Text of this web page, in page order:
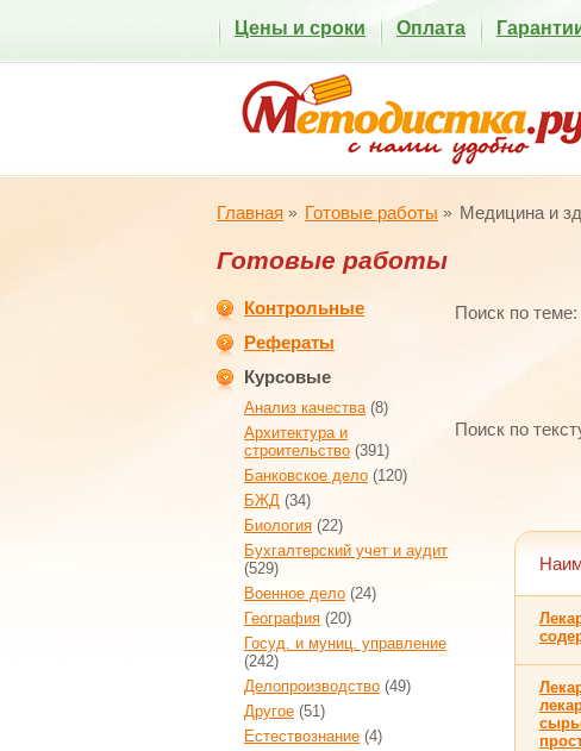
Цены и сроки Оплата
Главная Готовые работы Медицина и
Готовые работы
Контрольные
Рефераты
Курсовые
Анализ качества(8)
Архитектура и
строительство (391)
Банковское дело (120)
БЖД (34)
Биология (22)
Бухгалтерский учет и аудит
(529)
Военное дело (24)
География (20)
Госуд. и муниц. управление
(242)
Делопроизводство (49)
Другое (51)
Естествознание (4)
Поиск по теме:
Поиск по